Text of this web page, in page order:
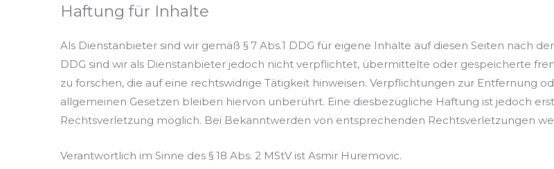
Haftung für Inhalte
Als Dienstanbieter sind wir gemäß § 7 Abs.1 DDG für eigene Inhalte auf diesen Seiten nach
DDG sind wir als Dienstanbieter jedoch nicht verpflichtet, übermittelte oder gespeicherte
zu forschen, die auf eine rechtswidrige Tätigkeit hinweisen. Verpflichtungen zur Entfernung
allgemeinen Gesetzen bleiben hiervon unberührt. Eine diesbezügliche Haftung ist jedoch
Rechtsverletzung möglich. Bei Bekanntwerden von entsprechenden Rechtsverletzungen
Verantwortlich im Sinne des § 18 Abs. 2 MStV ist Asmir Huremovic.